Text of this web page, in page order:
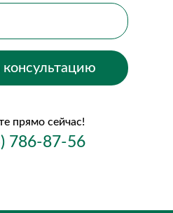
консультацию
прямо сейчас!
786-87-56